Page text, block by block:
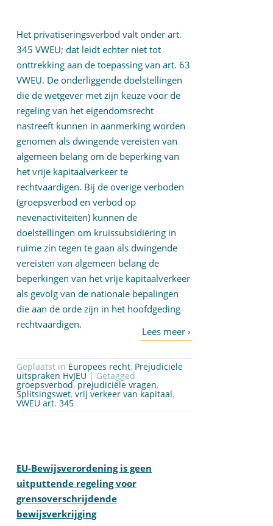
Het privatiseringsverbod valt onder art.
345 VWEU; dat leidt echter niet tot
onttrekking aan de toepassing van art. 63
VWEU. De onderliggende doelstellingen
die de wetgever met zijn keuze voor de
regeling van het eigendomsrecht
nastreeft kunnen in aanmerking worden
genomen als dwingende vereisten van
algemeen belang om de beperking van
het vrije kapitaalverkeer te
rechtvaardigen. Bij de overige verboden
(groepsverbod en verbod op
nevenactiviteiten) kunnen de
doelstellingen om kruissubsidiëring in
ruime zin tegen te gaan als dwingende
vereisten van algemeen belang de
beperkingen van het vrije kapitaalverkeer
als gevolg van de nationale bepalingen
die aan de orde zijn in het hoofdgeding
rechtvaardigen.
Geplaatst in Europees recht, Prejudiciële
uitspraken HvJEU | Getagged
groepsverbod, prejudiciële vragen,
Splitsingswet, vrij verkeer van kapitaal,
VWEU art. 345
EU-Bewijsverordening is geen
uitputtende regeling voor
grensoverschrijdende
bewijsverkrijging